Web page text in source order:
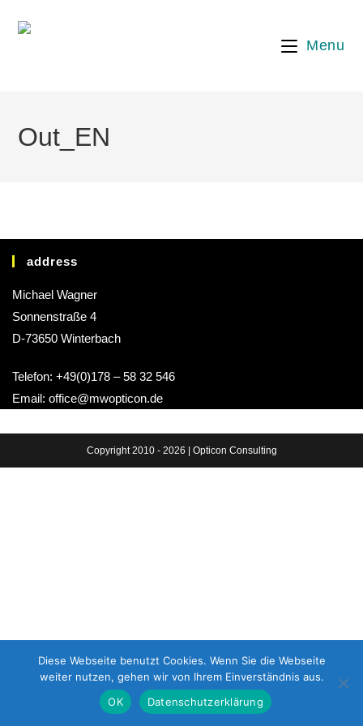
Menu
Out_EN
address
Michael Wagner
Sonnenstraße 4
D-73650 Winterbach
Telefon: +49(0)178 – 58 32 546
Email: office@mwopticon.de
Copyright 2010 - 2026 | Opticon Consulting
Diese Webseite benutzt Cookies. Wenn Sie die Webseite
weiter nutzen, gehen wir von Ihrem Einverständnis aus.
OK
Datenschutzerklärung